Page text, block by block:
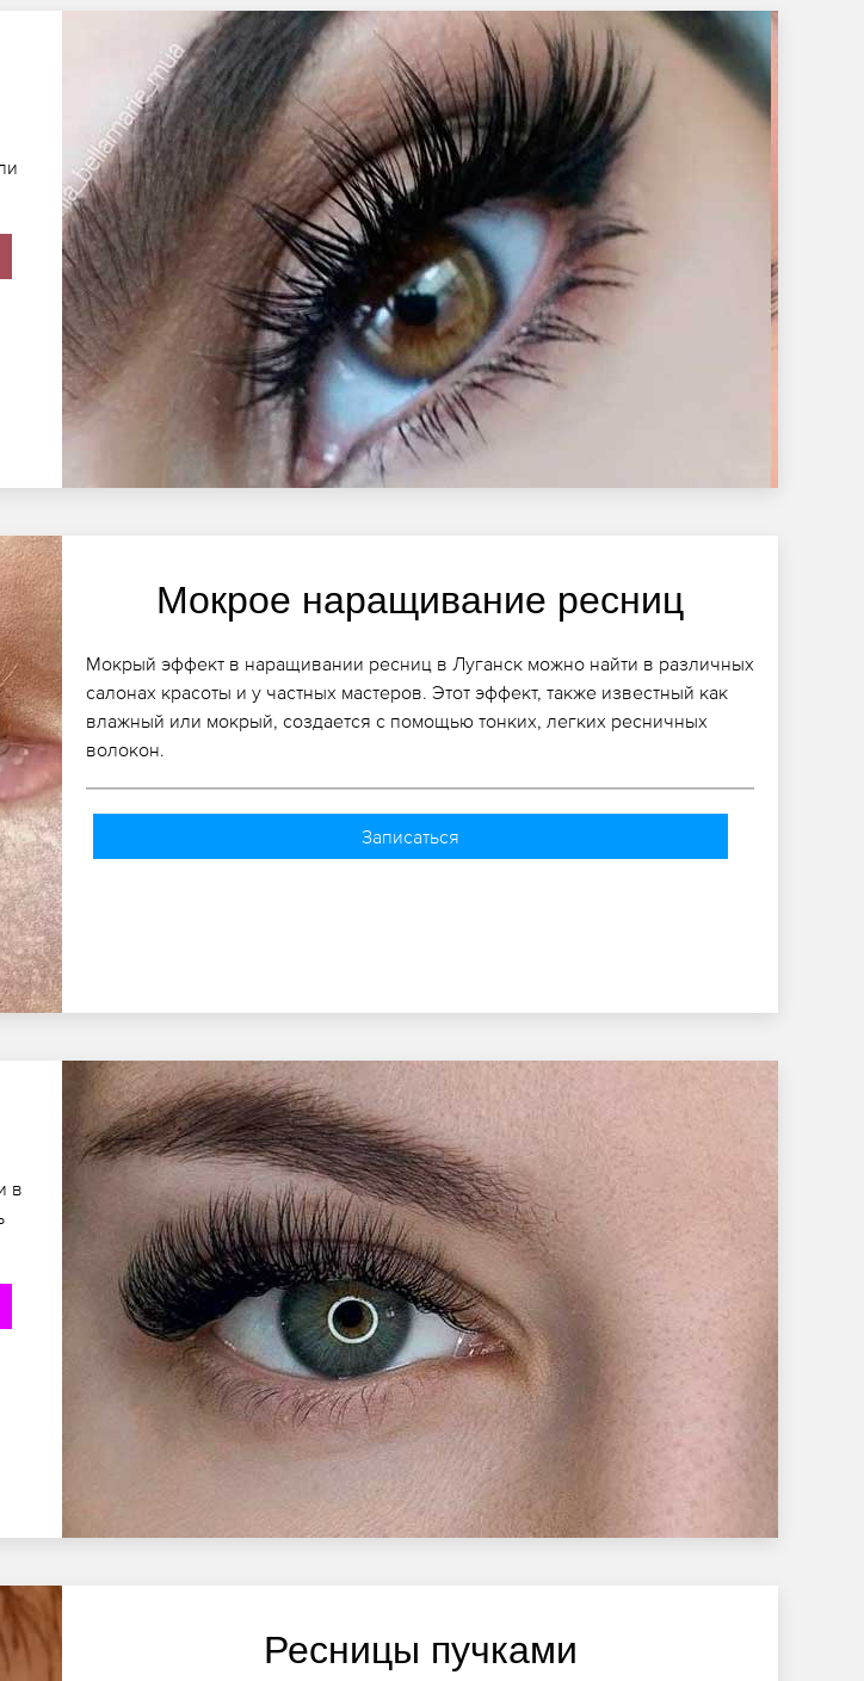
Мокрое наращивание ресниц
Мокрый эффект в наращивании ресниц в Луганск можно найти в различных
салонах красоты и у частных мастеров. Этот эффект, также известный как
влажный или мокрый, создается с помощью тонких, легких ресничных
волокон.
Записаться
в
Ресницы пучками